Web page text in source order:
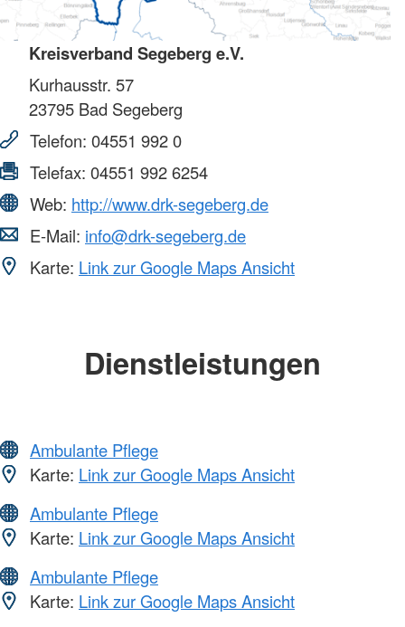
Kreisverband Segeberg e.V.
Kurhausstr. 57
23795 Bad Segeberg
Telefon: 04551 992 0
Telefax: 04551 992 6254
Web: http://www.drk-segeberg.de
E-Mail: info@drk-segeberg.de
Karte: Link zur Google Maps Ansicht
Dienstleistungen
Ambulante Pflege
Karte: Link zur Google Maps Ansicht
Ambulante Pflege
Karte: Link zur Google Maps Ansicht
Ambulante Pflege
Karte: Link zur Google Maps Ansicht